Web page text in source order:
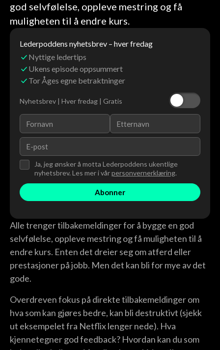
god selvfølelse, oppleve mestring og få
muligheten til å endre kurs.
Lederpoddens nyhetsbrev – hver fredag
Nyttige ledertips
Ukens episode oppsummert
Tor Åges egne betraktninger
Nyhetsbrev | Hver fredag | Gratis
Ja, jeg ønsker å motta Lederpoddens ukentlige
nyhetsbrev. Les mer i vårpersonvernerklæring.
Alle trenger tilbakemeldinger for å bygge en god
selvfølelse, oppleve mestring og få muligheten til å
endre kurs. Enten det dreier seg om atferd eller
prestasjoner på jobb. Men det kan bli for mye av det
gode.
Overdreven fokus på direkte tilbakemeldinger om
hva som kan gjøres bedre, kan bli destruktivt (sjekk
ut eksempelet fra Netflix lenger nede). Hva
kjennetegner god feedback? Hvordan kan du som